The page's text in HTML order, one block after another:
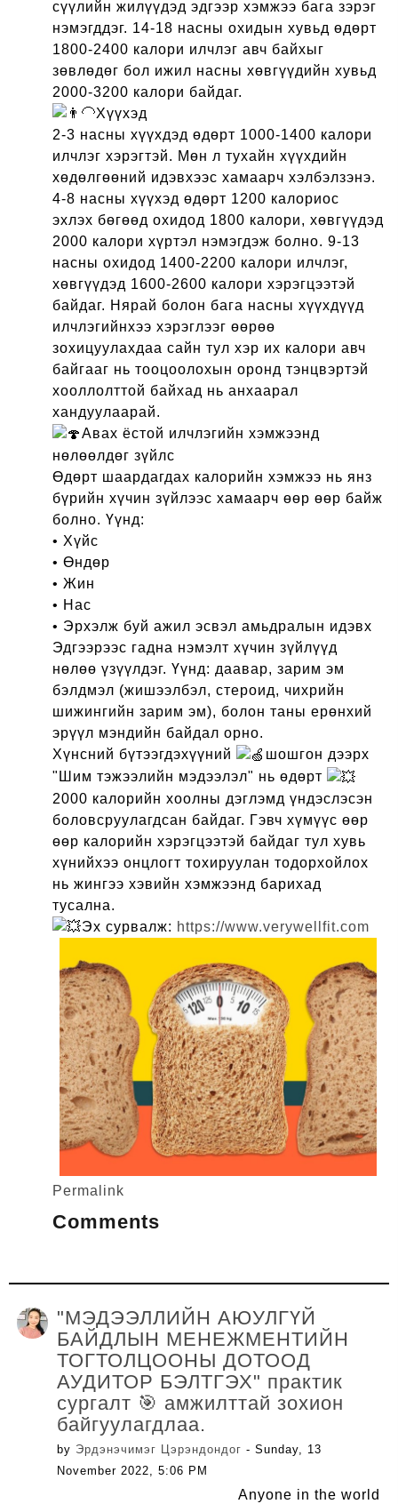
сүүлийн жилүүдэд эдгээр хэмжээ бага зэрэг
нэмэгддэг. 14-18 насны охидын хувьд өдөрт
1800-2400 калори илчлэг авч байхыг
зөвлөдөг бол ижил насны хөвгүүдийн хувьд
2000-3200 калори байдаг.
Хүүхэд
2-3 насны хүүхдэд өдөрт 1000-1400 калори
илчлэг хэрэгтэй. Мөн л тухайн хүүхдийн
хөдөлгөөний идэвхээс хамаарч хэлбэлзэнэ.
4-8 насны хүүхэд өдөрт 1200 калориос
эхлэх бөгөөд охидод 1800 калори, хөвгүүдэд
2000 калори хүртэл нэмэгдэж болно. 9-13
насны охидод 1400-2200 калори илчлэг,
хөвгүүдэд 1600-2600 калори хэрэгцээтэй
байдаг. Нярай болон бага насны хүүхдүүд
илчлэгийнхээ хэрэглээг өөрөө
зохицуулахдаа сайн тул хэр их калори авч
байгааг нь тооцоолохын оронд тэнцвэртэй
хооллолттой байхад нь анхаарал
хандуулаарай.
Авах ёстой илчлэгийн хэмжээнд
нөлөөлдөг зүйлс
Өдөрт шаардагдах калорийн хэмжээ нь янз
бүрийн хүчин зүйлээс хамаарч өөр өөр байж
болно. Үүнд:
• Хүйс
• Өндөр
• Жин
• Нас
• Эрхэлж буй ажил эсвэл амьдралын идэвх
Эдгээрээс гадна нэмэлт хүчин зүйлүүд
нөлөө үзүүлдэг. Үүнд: даавар, зарим эм
бэлдмэл (жишээлбэл, стероид, чихрийн
шижингийн зарим эм), болон таны ерөнхий
эрүүл мэндийн байдал орно.
Хүнсний бүтээгдэхүүний
шошгон дээрх
"Шим тэжээлийн мэдээлэл" нь өдөрт
2000 калорийн хоолны дэглэмд үндэслэсэн
боловсруулагдсан байдаг. Гэвч хүмүүс өөр
өөр калорийн хэрэгцээтэй байдаг тул хувь
хүнийхээ онцлогт тохируулан тодорхойлох
нь жингээ хэвийн хэмжээнд барихад
тусална.
Эх сурвалж: https://www.verywellfit.com
Permalink
Comments
"МЭДЭЭЛЛИЙН АЮУЛГҮЙ
БАЙДЛЫН МЕНЕЖМЕНТИЙН
ТОГТОЛЦООНЫ ДОТООД
АУДИТОР БЭЛТГЭХ" практик
сургалт 🎯 амжилттай зохион
байгуулагдлаа.
by Эрдэнэчимэг Цэрэндондог - Sunday, 13
November 2022, 5:06 PM
Anyone in the world